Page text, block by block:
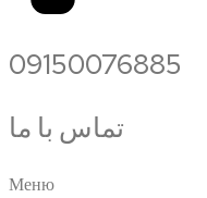
09150076885
تماس با ما
Меню